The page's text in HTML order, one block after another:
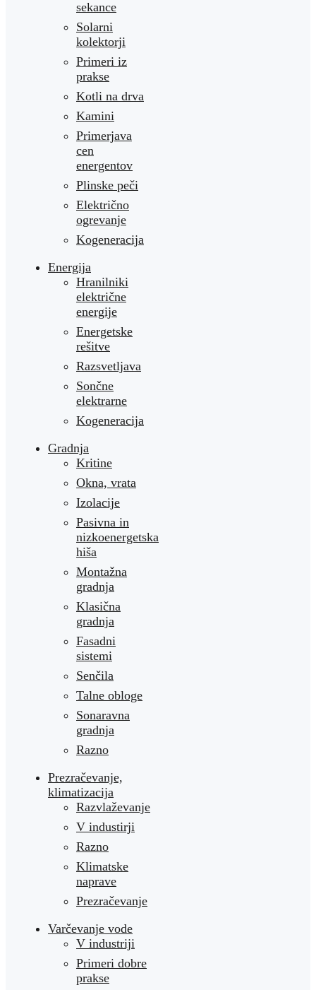
sekance
Solarni
kolektorji
Primeri iz
prakse
Kotli na drva
Kamini
Primerjava
cen
energentov
Plinske peči
Električno
ogrevanje
Kogeneracija
Energija
Hranilniki
električne
energije
Energetske
rešitve
Razsvetljava
Sončne
elektrarne
Kogeneracija
Gradnja
Kritine
Okna, vrata
Izolacije
Pasivna in
nizkoenergetska
hiša
Montažna
gradnja
Klasična
gradnja
Fasadni
sistemi
Senčila
Talne obloge
Sonaravna
gradnja
Razno
Prezračevanje,
klimatizacija
Razvlaževanje
V industirji
Razno
Klimatske
naprave
Prezračevanje
Varčevanje vode
V industriji
Primeri dobre
prakse